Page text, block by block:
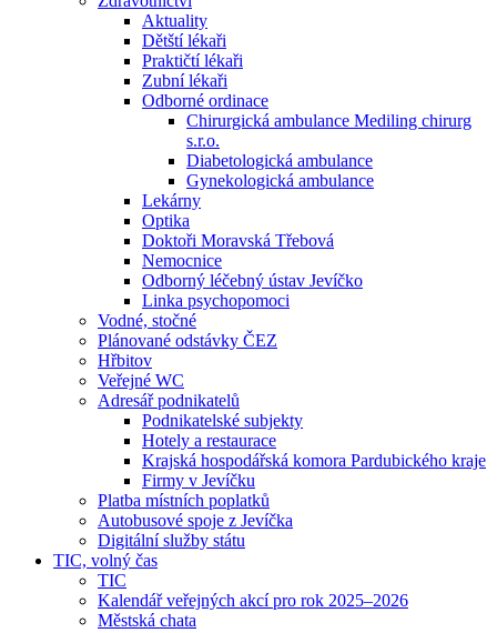
Aktuality
Dětští lékaři
Praktičtí lékaři
Zubní lékaři
Odborné ordinace
Chirurgická ambulance Mediling chirurg
s.r.o.
Diabetologická ambulance
Gynekologická ambulance
Lekárny
Optika
Doktoři Moravská Třebová
Nemocnice
Odborný léčebný ústav Jevíčko
Linka psychopomoci
Vodné, stočné
Plánované odstávky ČEZ
Hřbitov
Veřejné WC
Adresář podnikatelů
Podnikatelské subjekty
Hotely a restaurace
Krajská hospodářská komora Pardubického kraje
Firmy v Jevíčku
Platba místních poplatků
Autobusové spoje z Jevíčka
Digitální služby státu
TIC, volný čas
TIC
Kalendář veřejných akcí pro rok 2025–2026
Městská chata